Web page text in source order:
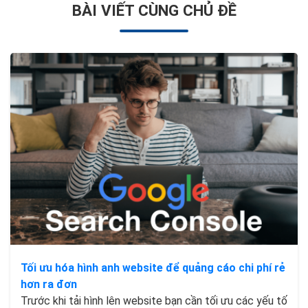
BÀI VIẾT CÙNG CHỦ ĐỀ
Tối ưu hóa hình anh website để quảng cáo chi phí rẻ
hơn ra đơn
Trước khi tải hình lên website bạn cần tối ưu các yếu tố